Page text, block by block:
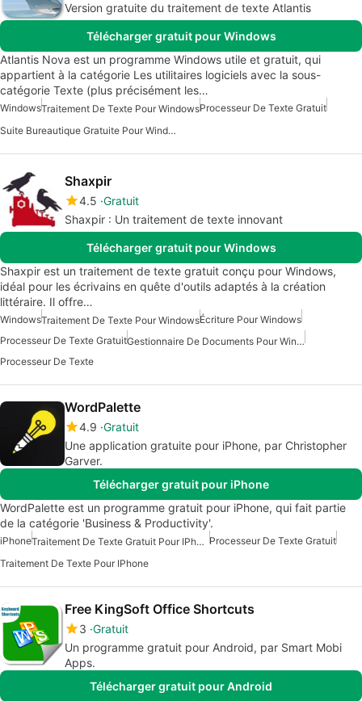
Version gratuite du traitement de texte Atlantis
Télécharger gratuit pour Windows
Atlantis Nova est un programme Windows utile et gratuit, qui
appartient à la catégorie Les utilitaires logiciels avec la sous-
catégorie Texte (plus précisément les…
WindowsTraitement De Texte Pour WindowsProcesseur De Texte Gratuit
Suite Bureautique Gratuite Pour Windows
Shaxpir
4.5 Gratuit
Shaxpir : Un traitement de texte innovant
Télécharger gratuit pour Windows
Shaxpir est un traitement de texte gratuit conçu pour Windows,
idéal pour les écrivains en quête d'outils adaptés à la création
littéraire. Il offre…
WindowsTraitement De Texte Pour WindowsÉcriture Pour Windows
Processeur De Texte Gratuit
Gestionnaire De Documents Pour Windows
Processeur De Texte
WordPalette
4.9 Gratuit
Une application gratuite pour iPhone, par Christopher
Garver.
Télécharger gratuit pour iPhone
WordPalette est un programme gratuit pour iPhone, qui fait partie
de la catégorie 'Business & Productivity'.
iPhone Traitement De Texte Gratuit Pour IPhone Processeur De Texte Gratuit
Traitement De Texte Pour IPhone
Free KingSoft Office Shortcuts
3 Gratuit
Un programme gratuit pour Android, par Smart Mobi
Apps.
Télécharger gratuit pour Android